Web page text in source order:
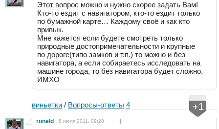
Этот вопрос можно и нужно скорее задать Вам!
Кто-то ездит с навигатором, кто-то ездит только
по бумажной карте… Каждому своё и как кто
привык.
Мне кажется если будете смотреть только
природные достопримечательности и крупные
по дороге(типо замков и т.п.) то можно и без
навигатора, а если собираетесь исследовать на
машине города, то без навигатора будет сложно.
ИМХО
виньетки / Вопросы-ответы 4 +1
ronald 8 июля 2011, 09:28